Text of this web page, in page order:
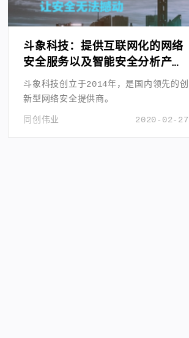
斗象科技：提供互联网化的网络
安全服务以及智能安全分析产品
解决方案
斗象科技创立于2014年，是国内领先的创
新型网络安全提供商。
2020-02-27
同创伟业